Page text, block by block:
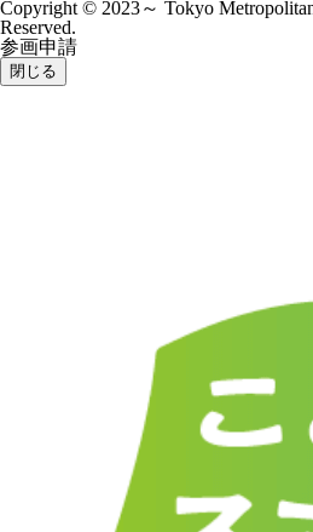
Copyright © 2023～ Tokyo
Reserved.
参画申請
閉じる